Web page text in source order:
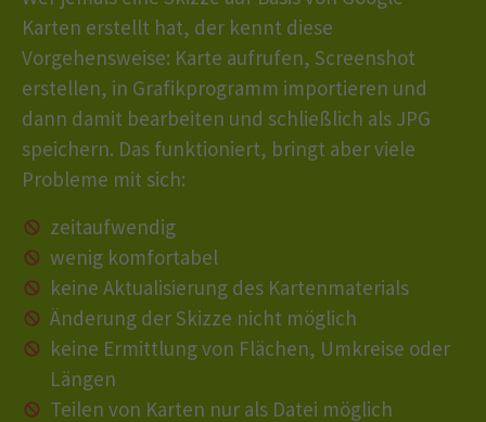
Karten erstellt hat, der kennt diese
Vorgehensweise: Karte aufrufen, Screenshot
erstellen, in Grafikprogramm importieren und
dann damit bearbeiten und schließlich als JPG
speichern. Das funktioniert, bringt aber viele
Probleme mit sich:
zeitaufwendig
wenig komfortabel
keine Aktualisierung des Kartenmaterials
Änderung der Skizze nicht möglich
keine Ermittlung von Flächen, Umkreise oder
Längen
Teilen von Karten nur als Datei möglich
Anbieter
Laufzeit 1 Jahr
Zweck
Dieses Cookie wird verwendet, um Ihre
Cookie-Einstellungen für diese Website zu
speichern.
SgCookieOptin.lastPreferences
Anbieter
Einstellungen. Unter anderem eine zufällig
Diese Gruppe beinhaltet alle Skripte für analytisches Tracking
und zugehörige Cookies. Es hilft uns die Nutzererfahrung der
Website zu verbessern.
Name _ga_JET0J5YR92
Laufzeit 2 Jahre
Zweck
Wird verwendet, um den Sitzungsstatus zu
erhalten.Datenschutzerklärung von Google
Cookie-Informationen anzeigen
Marketing
Marketing Cookies werden von Drittanbietern oder Publishern
verwendet, um personalisierte Werbung anzuzeigen. Sie tun
dies, indem sie Besucher über Websites hinweg verfolgen.
Name _fbp
Anbieter
Cookie-Informationen anzeigen